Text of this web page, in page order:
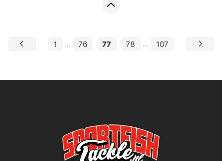
1 ... 76 77 78 ... 107